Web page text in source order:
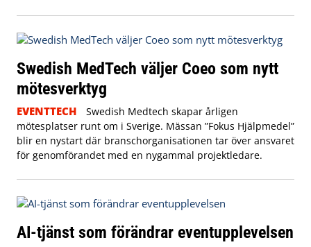
Swedish MedTech väljer Coeo som nytt
mötesverktyg
EVENTTECH
Swedish Medtech skapar årligen
mötesplatser runt om i Sverige. Mässan ”Fokus Hjälpmedel”
blir en nystart där branschorganisationen tar över ansvaret
för genomförandet med en nygammal projektledare.
AI-tjänst som förändrar eventupplevelsen